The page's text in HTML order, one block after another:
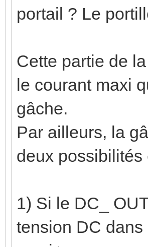
portail ? Le
Cette partie de
le courant maxi
gâche.
Par ailleurs, la
deux possibilités
1) Si le DC_
tension DC